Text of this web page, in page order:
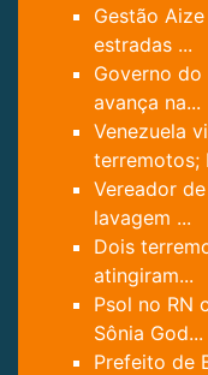
Gestão
estradas ...
Governo do
avança na...
Venezuela
terremotos;
Vereador
lavagem ...
Dois
atingiram...
Psol no RN
Sônia God...
Prefeito de